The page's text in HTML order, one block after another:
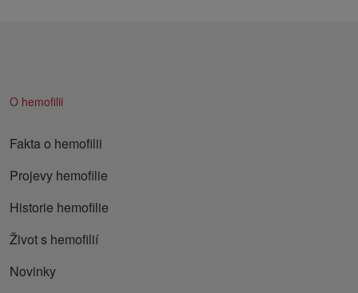
O hemofilii
Fakta o hemofilii
Projevy hemofilie
Historie hemofilie
Život s hemofilií
Novinky